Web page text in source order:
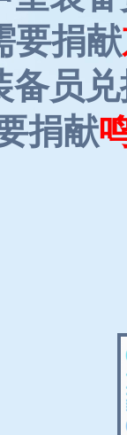
要捐献
备员
捐献